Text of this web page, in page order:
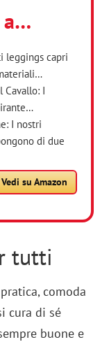
a…
leggings capri
Cavallo: I
I nostri
di due
Vedi su Amazon
tutti
comoda
cura di sé
buone e